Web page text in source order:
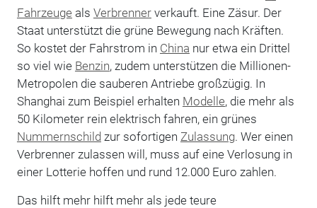
Fahrzeuge als Verbrennerverkauft. Eine Zäsur. Der
Staat unterstützt die grüne Bewegung nach Kräften.
So kostet der Fahrstrom in China nur etwa ein Drittel
so viel wie Benzin, zudem unterstützen die Millionen-
Metropolen die sauberen Antriebe großzügig. In
Shanghai zum Beispiel erhalten Modelle, die mehr als
50 Kilometer rein elektrisch fahren, ein grünes
Nummernschild zur sofortigen Zulassung. Wer einen
Verbrenner zulassen will, muss auf eine Verlosung in
einer Lotterie hoffen und rund 12.000 Euro zahlen.
Das hilft mehr hilft mehr als jede teure